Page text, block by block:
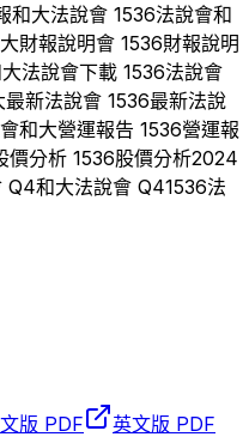
和大法說會 1536法說會和
財報說明會 1536財報說明
法說會下載 1536法說會
最新法說會 1536最新法說
和大營運報告 1536營運報
價分析 1536股價分析2024
Q4和大法說會 Q41536法
版 PDF
英文版 PDF